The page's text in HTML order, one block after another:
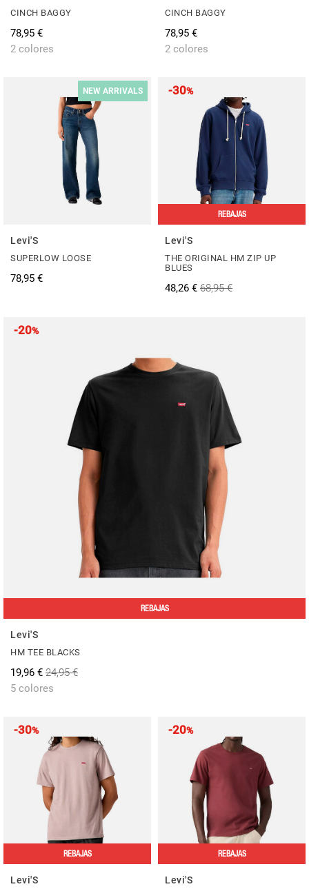
CINCH BAGGY
78,95 €
2 colores
CINCH BAGGY
78,95 €
2 colores
NEW ARRIVALS
Levi'S
SUPERLOW LOOSE
78,95 €
-30%
REBAJAS
Levi'S
THE ORIGINAL HM ZIP UP
BLUES
48,26 € 68,95 €
-20%
REBAJAS
Levi'S
HM TEE BLACKS
19,96 € 24,95 €
5 colores
-30%
REBAJAS
Levi'S
-20%
REBAJAS
Levi'S